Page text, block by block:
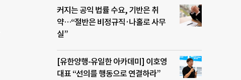
커지는 공익 법률 수요, 기반은 취
약…“절반은 비정규직·나홀로 사무
실”
[유한양행-유일한 아카데미] 이호영
대표 “선의를 행동으로 연결하라”